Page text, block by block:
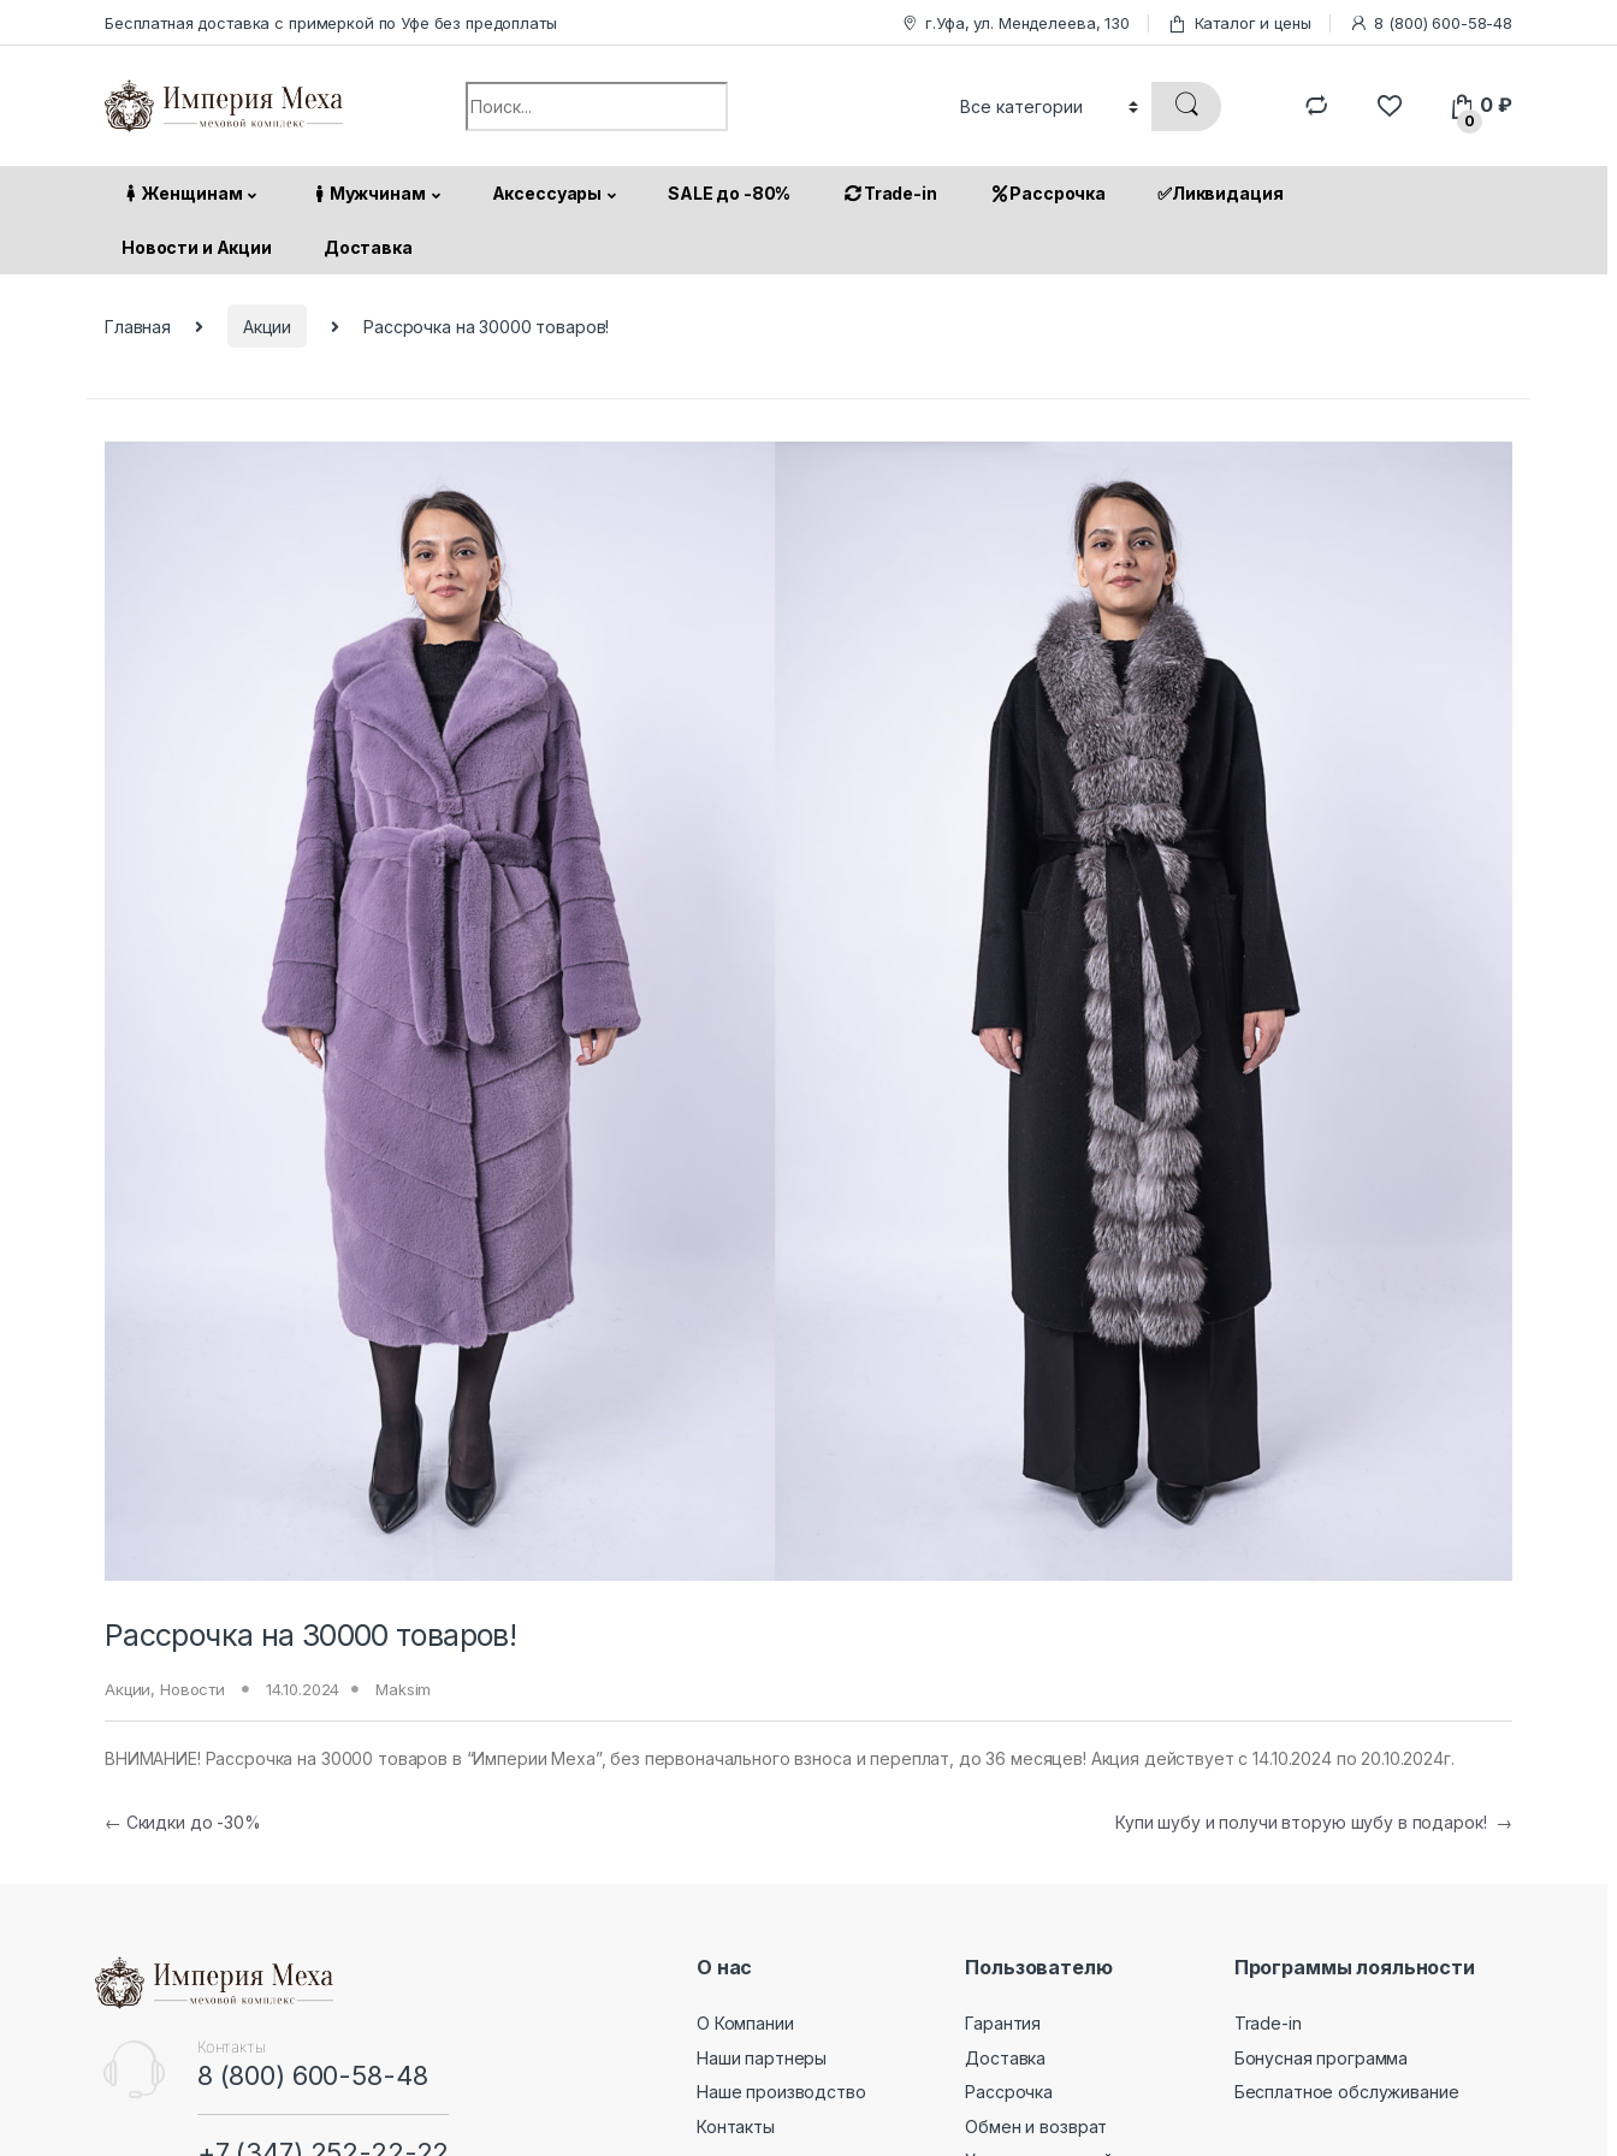
Бесплатная доставка с примеркой по Уфе без предоплаты г.Уфа, ул. Менделеева, 130 Каталог и цены 8 (800) 600-58-48
Search for:
0
0₽
Женщинам Мужчинам Аксессуары SALE до -80% Trade-in Рассрочка ✅Ликвидация
Новости и Акции Доставка
Главная Акции Рассрочка на 30000 товаров!
Рассрочка на 30000 товаров!
Акции, Новости 14.10.2024 Maksim
ВНИМАНИЕ! Рассрочка на 30000 товаров в “Империи Меха”, без первоначального взноса и переплат, до 36 месяцев! Акция действует с 14.10.2024 по 20.10.2024г.
Навигация по записям
← Скидки до -30% Купи шубу и получи вторую шубу в подарок! →
Контакты
8 (800) 600-58-48
О нас
О Компании
Наши партнеры
Наше производство
Контакты
Пользователю
Гарантия
Доставка
Рассрочка
Обмен и возврат
Программы лояльности
Trade-in
Бонусная программа
Бесплатное обслуживание